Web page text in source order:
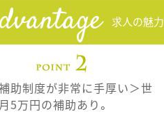
求人の魅力
助制度が非常に手厚い＞世
5万円の補助あり。